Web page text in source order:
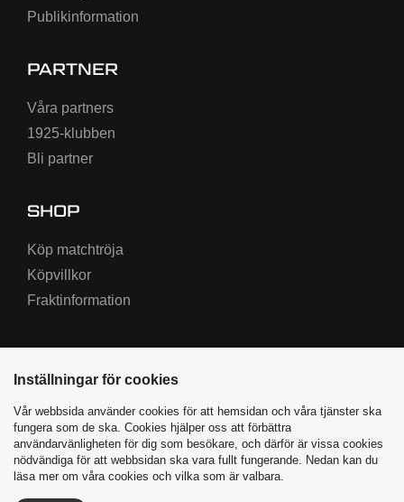
Publikinformation
PARTNER
Våra partners
1925-klubben
Bli partner
SHOP
Köp matchtröja
Köpvillkor
Fraktinformation
Varbergs BoIS © 2026 |
Inställningar för cookies
Vår webbsida använder cookies för att hemsidan och våra tjänster ska
fungera som de ska. Cookies hjälper oss att förbättra
användarvänligheten för dig som besökare, och därför är vissa cookies
nödvändiga för att webbsidan ska vara fullt fungerande. Nedan kan du
läsa mer om våra cookies och vilka som är valbara.